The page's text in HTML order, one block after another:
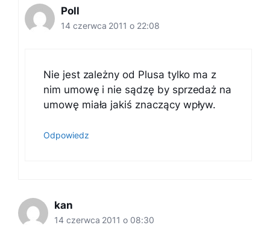
Poll
14 czerwca 2011 o 22:08
Nie jest zależny od Plusa tylko ma z
nim umowę i nie sądzę by sprzedaż na
umowę miała jakiś znaczący wpływ.
Odpowiedz
kan
14 czerwca 2011 o 08:30